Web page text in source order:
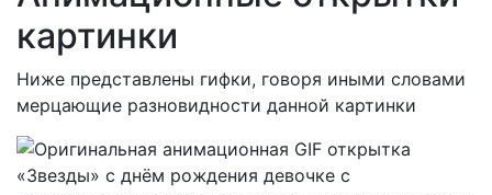
картинки
Ниже представлены гифки, говоря иными словами
мерцающие разновидности данной картинки